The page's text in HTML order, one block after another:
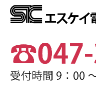
製品紹介